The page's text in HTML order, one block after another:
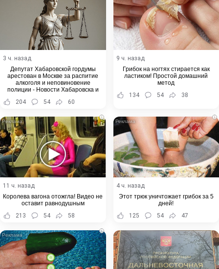
3 ч. назад
Депутат Хабаровской гордумы
арестован в Москве за распитие
алкоголя и неповиновение
полиции - Новости Хабаровска и
204 54 60
9 ч. назад
Грибок на ногтях стирается как
ластиком! Простой домашний
метод
134
54 38
i
11 ч. назад
Королева вагона отожгла! Видео не
оставит равнодушным
213
54 58
i
4 ч. назад
Этот трюк уничтожает грибок за 5
дней!
125
54 47
i